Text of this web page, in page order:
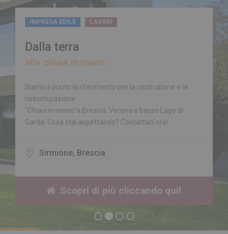
IMPRESA EDILE LAVORI
Dalla terra
alle chiavi in mano
Siamo il punto di riferimento per la costruzione e la
ristrutturazione
“Chiavi in mano”a Brescia, Verona e basso Lago di
Garda. Cosa stai aspettando? Contattaci ora!
Sirmione, Brescia
Scopri di più cliccando qui!